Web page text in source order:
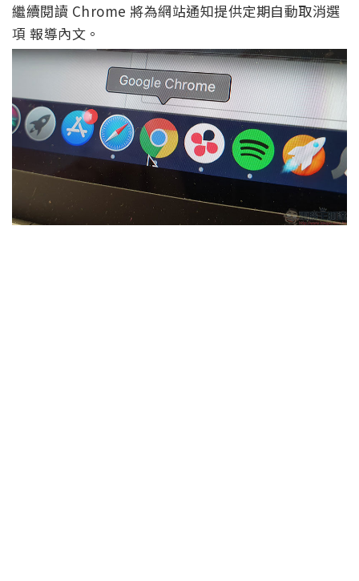
繼續閱讀 Chrome 將為網站通知提供定期自動取消選
項 報導內文。